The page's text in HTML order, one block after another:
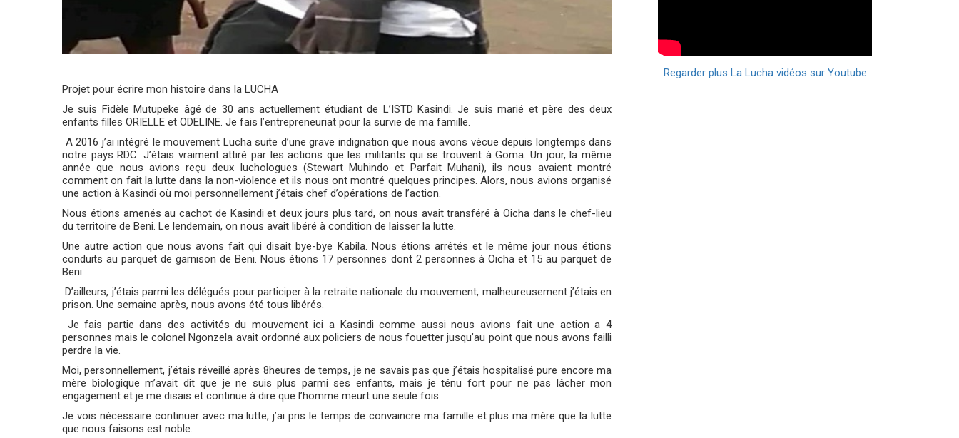
Projet pour écrire mon histoire dans la LUCHA
Je suis Fidèle Mutupeke âgé de 30 ans actuellement étudiant de L’ISTD Kasindi. Je suis marié et père des deux
enfants filles ORIELLE et ODELINE. Je fais l’entrepreneuriat pour la survie de ma famille.
A 2016 j’ai intégré le mouvement Lucha suite d’une grave indignation que nous avons vécue depuis longtemps dans
notre pays RDC. J’étais vraiment attiré par les actions que les militants qui se trouvent à Goma. Un jour, la même
année que nous avions reçu deux luchologues (Stewart Muhindo et Parfait Muhani), ils nous avaient montré
comment on fait la lutte dans la non-violence et ils nous ont montré quelques principes. Alors, nous avions organisé
une action à Kasindi où moi personnellement j’étais chef d’opérations de l’action.
Nous étions amenés au cachot de Kasindi et deux jours plus tard, on nous avait transféré à Oicha dans le chef-lieu
du territoire de Beni. Le lendemain, on nous avait libéré à condition de laisser la lutte.
Une autre action que nous avons fait qui disait bye-bye Kabila. Nous étions arrêtés et le même jour nous étions
conduits au parquet de garnison de Beni. Nous étions 17 personnes dont 2 personnes à Oicha et 15 au parquet de
Beni.
D’ailleurs, j’étais parmi les délégués pour participer à la retraite nationale du mouvement, malheureusement j’étais en
prison. Une semaine après, nous avons été tous libérés.
Je fais partie dans des activités du mouvement ici a Kasindi comme aussi nous avions fait une action a 4
personnes mais le colonel Ngonzela avait ordonné aux policiers de nous fouetter jusqu’au point que nous avons failli
perdre la vie.
Moi, personnellement, j’étais réveillé après 8heures de temps, je ne savais pas que j’étais hospitalisé pure encore ma
mère biologique m’avait dit que je ne suis plus parmi ses enfants, mais je ténu fort pour ne pas lâcher mon
engagement et je me disais et continue à dire que l’homme meurt une seule fois.
Je vois nécessaire continuer avec ma lutte, j’ai pris le temps de convaincre ma famille et plus ma mère que la lutte
que nous faisons est noble.
Regarder plus La Lucha vidéos sur Youtube